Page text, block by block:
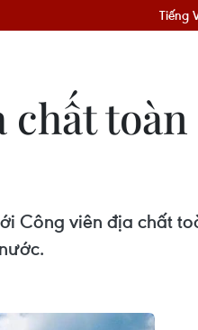
Tiếng
toàn
Công viên địa chất